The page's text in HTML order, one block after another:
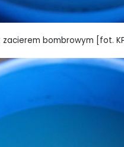
bombrowym [fot.